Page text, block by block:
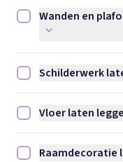
Wanden en
Wanden en
Schilderwerk laten
Schilderwerk
Vloer laten leggen
Vloer laten
Raamdecoratie